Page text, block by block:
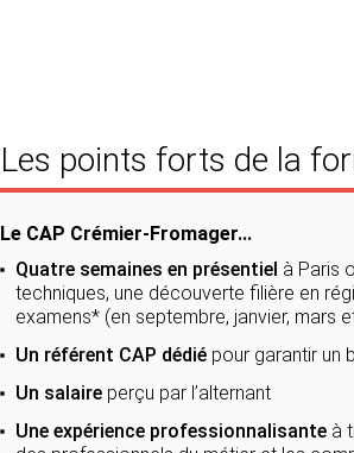
Les points forts de la
Le CAP Crémier-Fromager...
Quatre semaines en présentiel à Paris
techniques, une découverte filière en
examens* (en septembre, janvier, mars
Un référent CAP dédiépour garantir un
Un salaire perçu par l’alternant
Une expérience professionnalisante à